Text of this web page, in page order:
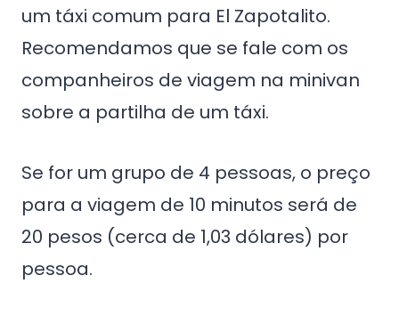
um táxi comum para El Zapotalito.
Recomendamos que se fale com os
companheiros de viagem na minivan
sobre a partilha de um táxi.
Se for um grupo de 4 pessoas, o preço
para a viagem de 10 minutos será de
20 pesos (cerca de 1,03 dólares) por
pessoa.